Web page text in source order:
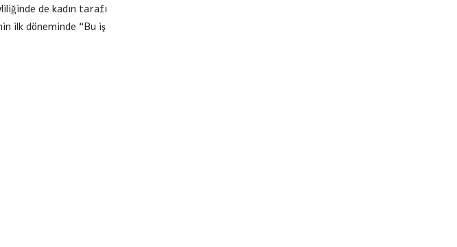
de kadın tarafı
ilk döneminde “Bu iş